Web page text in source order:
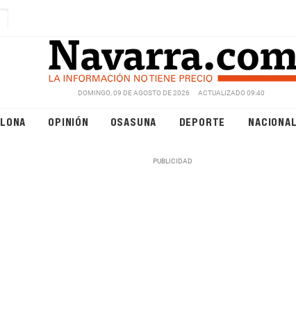
DOMINGO, 09 DE AGOSTO DE 2026 ACTUALIZADO 09:40
OPINIÓN OSASUNA DEPORTE NACIONAL